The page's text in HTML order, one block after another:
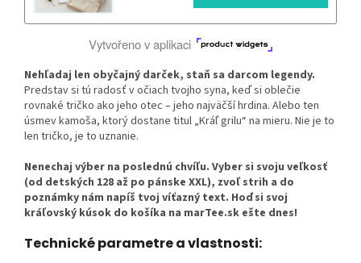
Nehľadaj len obyčajný darček, staň sa darcom legendy.
Predstav si tú radosť v očiach tvojho syna, keď si oblečie
rovnaké tričko ako jeho otec – jeho najväčší hrdina. Alebo ten
úsmev kamoša, ktorý dostane titul „Kráľ grilu“ na mieru. Nie je to
len tričko, je to uznanie.
Nenechaj výber na poslednú chvíľu. Vyber si svoju veľkosť
(od detských 128 až po pánske XXL), zvoľ strih a do
poznámky nám napíš tvoj víťazný text. Hoď si svoj
kráľovský kúsok do košíka na marTee.sk ešte dnes!
Technické parametre a vlastnosti: